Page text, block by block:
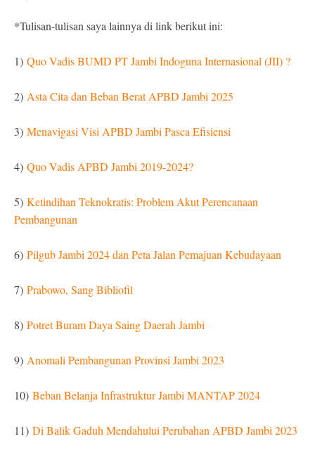
*Tulisan-tulisan saya lainnya di link berikut ini:
1) Quo Vadis BUMD PT Jambi Indoguna Internasional (JII) ?
2) Asta Cita dan Beban Berat APBD Jambi 2025
3) Menavigasi Visi APBD Jambi Pasca Efisiensi
4) Quo Vadis APBD Jambi 2019-2024?
5) Ketindihan Teknokratis: Problem Akut Perencanaan
Pembangunan
6) Pilgub Jambi 2024 dan Peta Jalan Pemajuan Kebudayaan
7) Prabowo, Sang Bibliofil
8) Potret Buram Daya Saing Daerah Jambi
9) Anomali Pembangunan Provinsi Jambi 2023
10) Beban Belanja Infrastruktur Jambi MANTAP 2024
11) Di Balik Gaduh Mendahului Perubahan APBD Jambi 2023